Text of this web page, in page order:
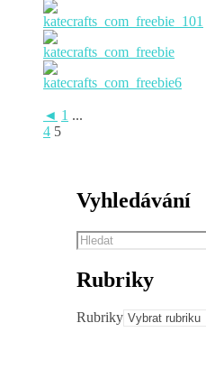
◄ 1 ...
4 5
Vyhledávání
Rubriky
Rubriky